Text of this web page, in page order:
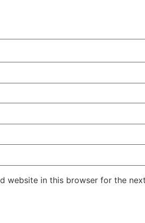
website in this browser for the